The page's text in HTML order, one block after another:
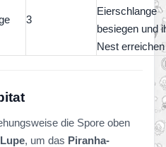
3
Eierschlange
besiegen und
Nest erreichen
die Spore oben
Lupe, um das Piranha-